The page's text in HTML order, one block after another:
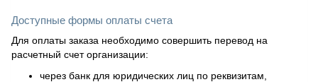
Доступные формы оплаты счета
Для оплаты заказа необходимо совершить перевод на
расчетный счет организации:
через банк для юридических лиц по реквизитам,